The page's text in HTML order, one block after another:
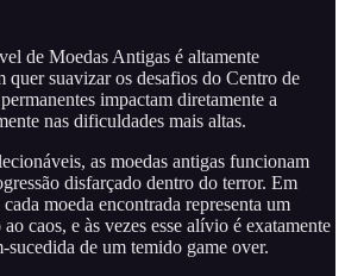
de Moedas Antigas é altamente
quer suavizar os desafios do Centro de
impactam diretamente a
nas dificuldades mais altas.
as moedas antigas funcionam
disfarçado dentro do terror. Em
moeda encontrada representa um
caos, e às vezes esse alívio é exatamente
sucedida de um temido game over.